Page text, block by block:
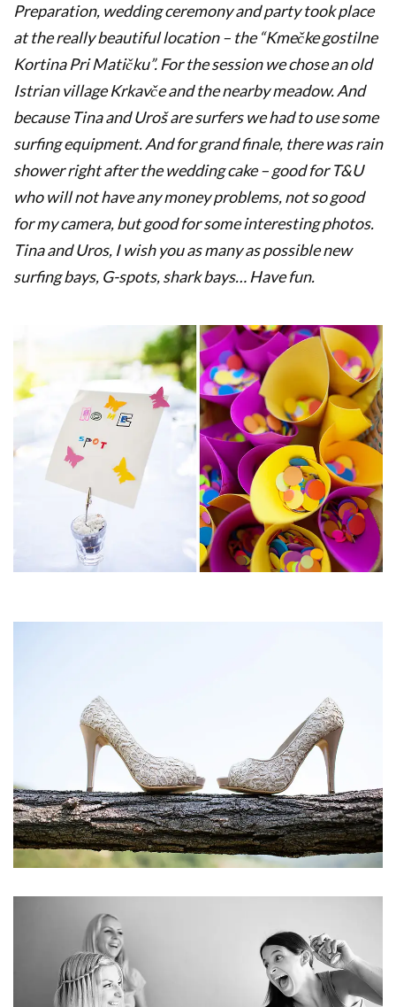
Preparation, wedding ceremony and party took place
at the really beautiful location – the “Kmečke gostilne
Kortina Pri Matičku”. For the session we chose an old
Istrian village Krkavče and the nearby meadow. And
because Tina and Uroš are surfers we had to use some
surfing equipment. And for grand finale, there was rain
shower right after the wedding cake – good for T&U
who will not have any money problems, not so good
for my camera, but good for some interesting photos.
Tina and Uros, I wish you as many as possible new
surfing bays, G-spots, shark bays… Have fun.